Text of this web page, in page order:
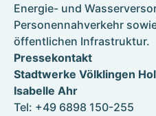
Energie- und
Personennahverkehr
öffentlichen Infrastruktur.
Pressekontakt
Stadtwerke Völklingen
Isabelle Ahr
Tel: +49 6898 150-255